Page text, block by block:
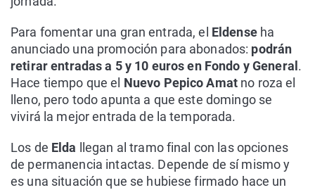
Para fomentar una gran entrada, el Eldense ha
anunciado una promoción para abonados: podrán
retirar entradas a 5 y 10 euros en Fondo y General .
Hace tiempo que el Nuevo Pepico Amat no roza el
lleno, pero todo apunta a que este domingo se
vivirá la mejor entrada de la temporada.
Los de Elda
llegan al tramo final con las opciones
de permanencia intactas. Depende de sí mismo y
es una situación que se hubiese firmado hace un